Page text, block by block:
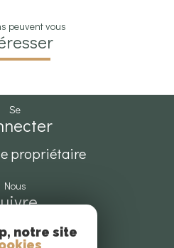
peuvent vous
se
propriétaire
nous
notre site